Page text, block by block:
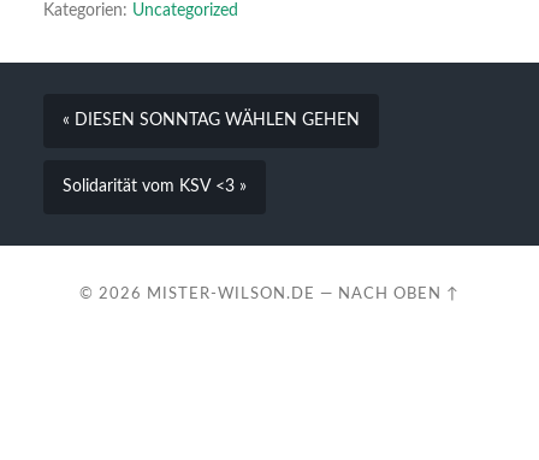
Kategorien: Uncategorized
« DIESEN SONNTAG WÄHLEN GEHEN
Solidarität vom KSV <3 »
© 2026 MISTER-WILSON.DE — NACH OBEN ↑